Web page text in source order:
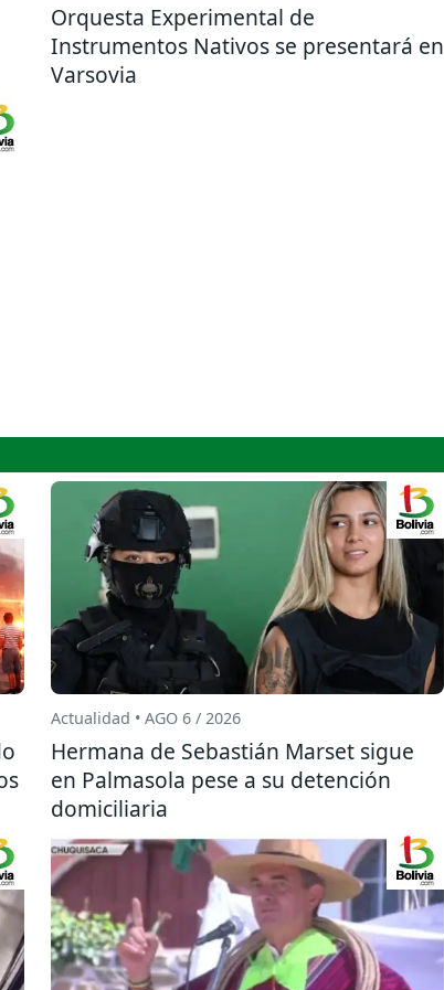
Orquesta Experimental de
Instrumentos Nativos se presentará en
Varsovia
Actualidad • AGO 6 / 2026
Hermana de Sebastián Marset sigue
en Palmasola pese a su detención
domiciliaria